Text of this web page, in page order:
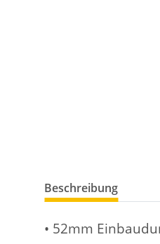
Beschreibung
• 52mm